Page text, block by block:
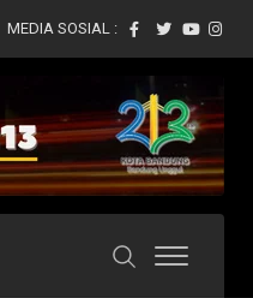
MEDIA SOSIAL :